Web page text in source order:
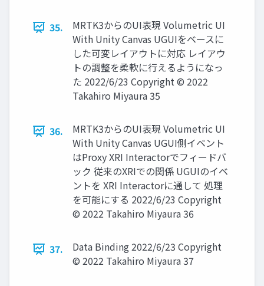
35.
MRTK3からのUI表現 Volumetric UI
With Unity Canvas UGUIをベースに
した可変レイアウトに対応 レイアウ
トの調整を柔軟に行えるようになっ
た 2022/6/23 Copyright © 2022
Takahiro Miyaura 35
36.
MRTK3からのUI表現 Volumetric UI
With Unity Canvas UGUI側イベント
はProxy XRI Interactorでフィードバ
ック 従来のXRIでの関係 UGUIのイベ
ントを XRI Interactorに通して 処理
を可能にする 2022/6/23 Copyright
© 2022 Takahiro Miyaura 36
37.
Data Binding 2022/6/23 Copyright
© 2022 Takahiro Miyaura 37